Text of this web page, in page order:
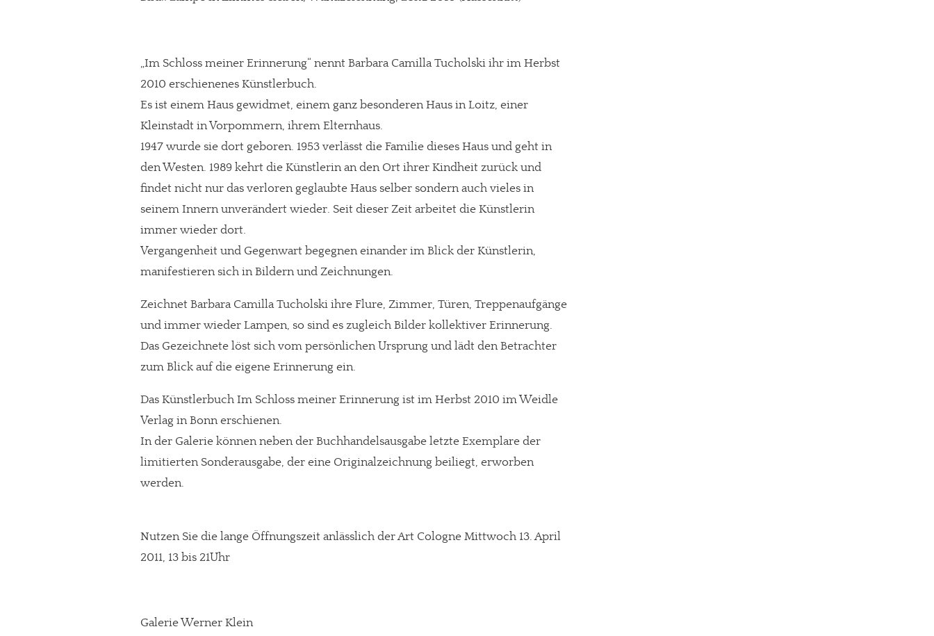
„Im Schloss meiner Erinnerung“ nennt Barbara Camilla Tucholski ihr im Herbst
2010 erschienenes Künstlerbuch.
Es ist einem Haus gewidmet, einem ganz besonderen Haus in Loitz, einer
Kleinstadt in Vorpommern, ihrem Elternhaus.
1947 wurde sie dort geboren. 1953 verlässt die Familie dieses Haus und geht in
den Westen. 1989 kehrt die Künstlerin an den Ort ihrer Kindheit zurück und
findet nicht nur das verloren geglaubte Haus selber sondern auch vieles in
seinem Innern unverändert wieder. Seit dieser Zeit arbeitet die Künstlerin
immer wieder dort.
Vergangenheit und Gegenwart begegnen einander im Blick der Künstlerin,
manifestieren sich in Bildern und Zeichnungen.
Zeichnet Barbara Camilla Tucholski ihre Flure, Zimmer, Türen, Treppenaufgänge
und immer wieder Lampen, so sind es zugleich Bilder kollektiver Erinnerung.
Das Gezeichnete löst sich vom persönlichen Ursprung und lädt den Betrachter
zum Blick auf die eigene Erinnerung ein.
Das Künstlerbuch Im Schloss meiner Erinnerung ist im Herbst 2010 im Weidle
Verlag in Bonn erschienen.
In der Galerie können neben der Buchhandelsausgabe letzte Exemplare der
limitierten Sonderausgabe, der eine Originalzeichnung beiliegt, erworben
werden.
Nutzen Sie die lange Öffnungszeit anlässlich der Art Cologne Mittwoch 13. April
2011, 13 bis 21Uhr
Galerie Werner Klein